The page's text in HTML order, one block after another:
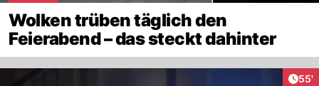
Wolken trüben täglich den
Feierabend – das steckt dahinter
55'